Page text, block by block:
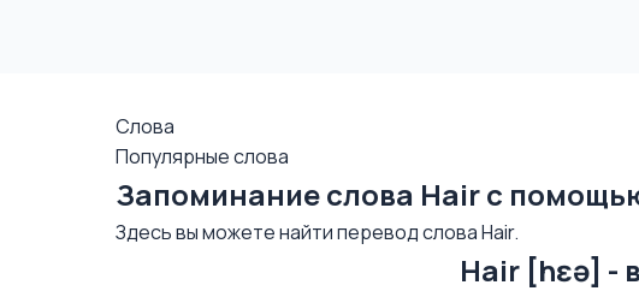
Слова
Популярные слова
Запоминание слова Hair с
Здесь вы можете найти перевод слова Hair.
Hair [hɛə] -